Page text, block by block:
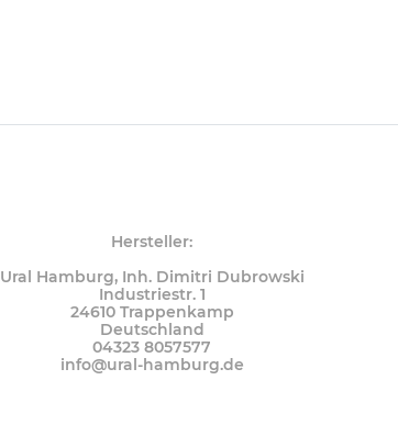
Hersteller:
Ural Hamburg, Inh. Dimitri Dubrowski
Industriestr. 1
24610 Trappenkamp
Deutschland
04323 8057577
info@ural-hamburg.de